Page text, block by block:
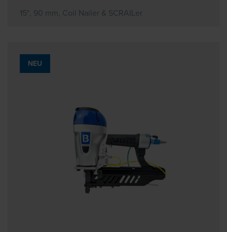
15°, 90 mm, Coil Nailer & SCRAILer
NEU